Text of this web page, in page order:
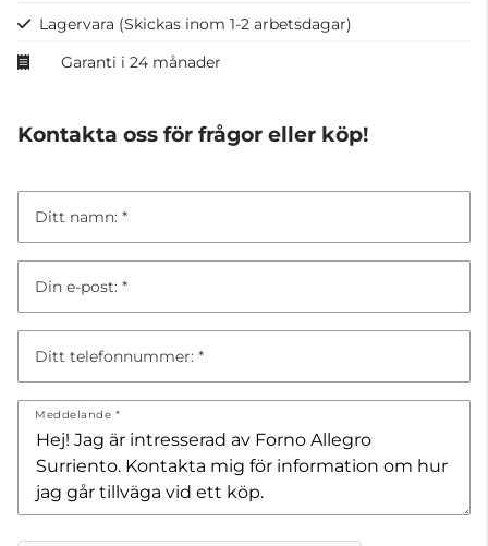
Lagervara (Skickas inom 1-2 arbetsdagar)
Garanti i 24 månader
Kontakta oss för frågor eller köp!
Ditt namn:
Din e-post:
Ditt telefonnummer:
Meddelande